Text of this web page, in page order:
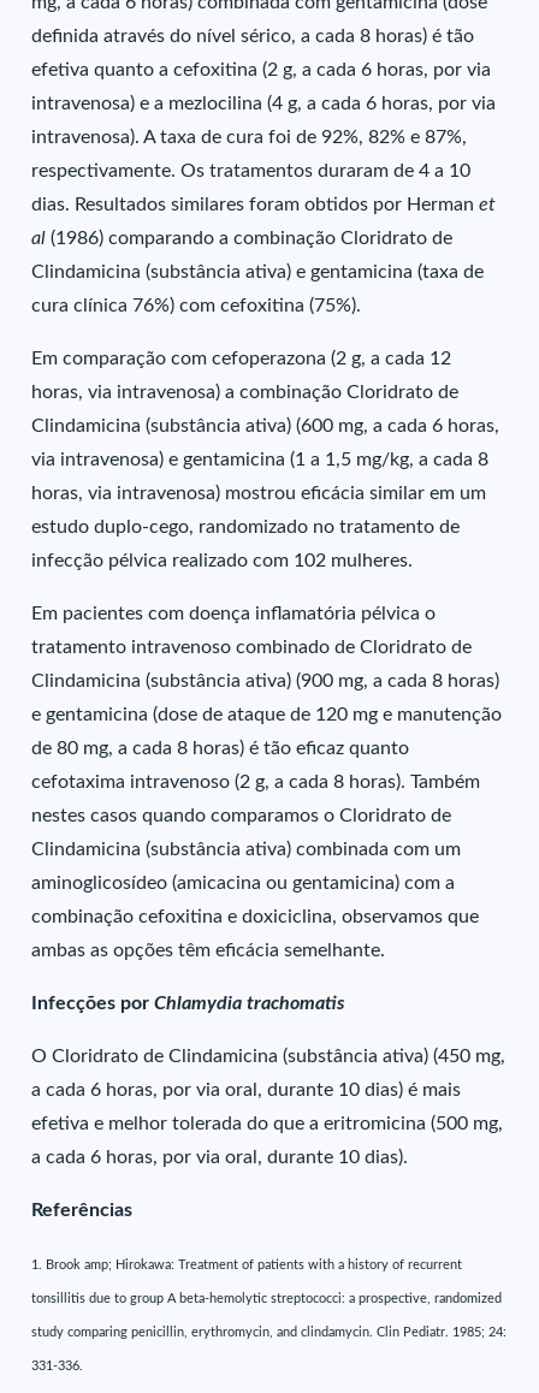
definida através do nível sérico, a cada 8 horas) é tão
efetiva quanto a cefoxitina (2 g, a cada 6 horas, por via
intravenosa) e a mezlocilina (4 g, a cada 6 horas, por via
intravenosa). A taxa de cura foi de 92%, 82% e 87%,
respectivamente. Os tratamentos duraram de 4 a 10
dias. Resultados similares foram obtidos por Hermanet
al(1986) comparando a combinação Cloridrato de
Clindamicina (substância ativa) e gentamicina (taxa de
cura clínica 76%) com cefoxitina (75%).
Em comparação com cefoperazona (2 g, a cada 12
horas, via intravenosa) a combinação Cloridrato de
Clindamicina (substância ativa) (600 mg, a cada 6 horas,
via intravenosa) e gentamicina (1 a 1,5 mg/kg, a cada 8
horas, via intravenosa) mostrou eficácia similar em um
estudo duplo-cego, randomizado no tratamento de
infecção pélvica realizado com 102 mulheres.
Em pacientes com doença inflamatória pélvica o
tratamento intravenoso combinado de Cloridrato de
Clindamicina (substância ativa) (900 mg, a cada 8 horas)
e gentamicina (dose de ataque de 120 mg e manutenção
de 80 mg, a cada 8 horas) é tão eficaz quanto
cefotaxima intravenoso (2 g, a cada 8 horas). Também
nestes casos quando comparamos o Cloridrato de
Clindamicina (substância ativa) combinada com um
aminoglicosídeo (amicacina ou gentamicina) com a
combinação cefoxitina e doxiciclina, observamos que
ambas as opções têm eficácia semelhante.
Infecções porChlamydia trachomatis
O Cloridrato de Clindamicina (substância ativa) (450 mg,
a cada 6 horas, por via oral, durante 10 dias) é mais
efetiva e melhor tolerada do que a eritromicina (500 mg,
a cada 6 horas, por via oral, durante 10 dias).
Referências
1. Brook amp; Hirokawa: Treatment of patients with a history of recurrent
tonsillitis due to group A beta-hemolytic streptococci: a prospective, randomized
study comparing penicillin, erythromycin, and clindamycin. Clin Pediatr. 1985; 24:
331-336.